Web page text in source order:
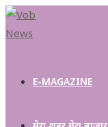
E-MAGAZINE